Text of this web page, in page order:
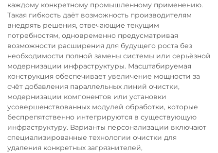
каждому конкретному промышленному применению.
Такая гибкость даёт возможность производителям
внедрять решения, отвечающие текущим
потребностям, одновременно предусматривая
возможности расширения для будущего роста без
необходимости полной замены системы или серьёзной
модернизации инфраструктуры. Масштабируемая
конструкция обеспечивает увеличение мощности за
счёт добавления параллельных линий очистки,
модернизации компонентов или установки
усовершенствованных модулей обработки, которые
беспрепятственно интегрируются в существующую
инфраструктуру. Варианты персонализации включают
специализированные технологии очистки для
удаления конкретных загрязнителей,